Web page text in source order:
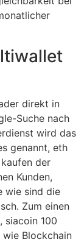
direkt in
Suche nach
wird das
genannt, eth
der
Kunden,
wie sind die
Zum einen
siacoin 100
wie Blockchain